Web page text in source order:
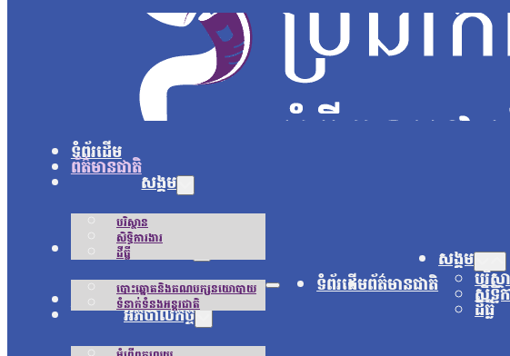
ទំព័រដើម
ព័ត៌មានជាតិ
សង្គម
បរិស្ថាន
សិទ្ធិការងារ
ដីធ្លីនយោបាយ
បោះឆ្នោតនិងគណបក្សនយោបាយ
ទំនាក់ទំនងអន្តរជាតិ
អន្តរជាតិ
អភិបាលកិច្ច
ទំព័រដើមព័ត៌មានជាតិ
សង្គម
បរិស្
សិទ្ធិ
ដីធ្លី